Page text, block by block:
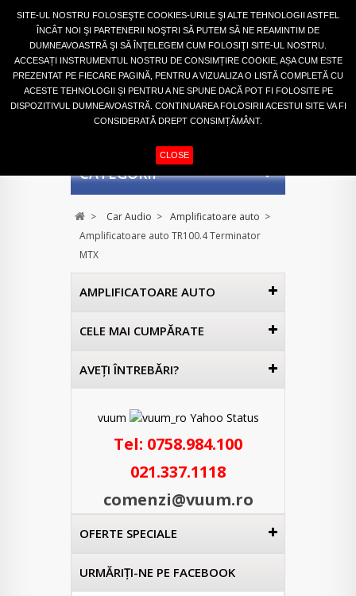
Autentifică-te
COŞ (GOL)
CATEGORII
> Car Audio > Amplificatoare auto >
Amplificatoare auto TR100.4 Terminator
MTX
AMPLIFICATOARE AUTO
CELE MAI CUMPĂRATE
AVEŢI ÎNTREBĂRI?
vuum
Tel: 0758.984.100
021.337.1118
comenzi@vuum.ro
OFERTE SPECIALE
URMĂRIŢI-NE PE FACEBOOK
SITE-UL NOSTRU FOLOSEŞTE COOKIES-URILE ŞI ALTE TEHNOLOGII ASTFEL
ÎNCÂT NOI ŞI PARTENERII NOŞTRI SĂ PUTEM SĂ NE REAMINTIM DE
DUMNEAVOASTRĂ ŞI SĂ ÎNŢELEGEM CUM FOLOSIŢI SITE-UL NOSTRU.
ACCESAȚI INSTRUMENTUL NOSTRU DE CONSIMȚIRE COOKIE, AȘA CUM ESTE
PREZENTAT PE FIECARE PAGINĂ, PENTRU A VIZUALIZA O LISTĂ COMPLETĂ CU
ACESTE TEHNOLOGII ȘI PENTRU A NE SPUNE DACĂ POT FI FOLOSITE PE
DISPOZITIVUL DUMNEAVOASTRĂ. CONTINUAREA FOLOSIRII ACESTUI SITE VA FI
CONSIDERATĂ DREPT CONSIMȚĂMÂNT.
CLOSE